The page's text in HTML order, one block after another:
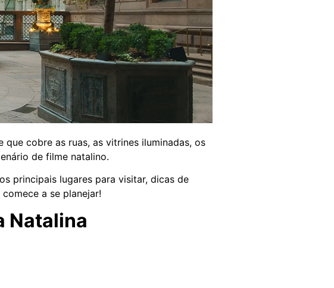
cobre as ruas, as vitrines iluminadas, os
de filme natalino.
principais lugares para visitar, dicas de
a se planejar!
Natalina